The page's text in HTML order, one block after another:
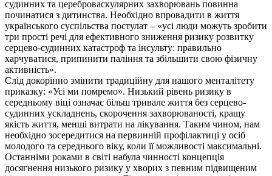
судинних та цереброваскулярних захворювань повинна
починатися з дитинства. Необхідно впровадити в життя
українського суспільства постулат – «усі люди можуть зробити
три прості речі для ефективного зниження ризику розвитку
серцево-судинних катастроф та інсульту: правильно
харчуватися, припинити паління та збільшити свою фізичну
активність».
Слід докорінно змінити традиційну для нашого менталітету
приказку: «Усі ми помремо». Низький рівень ризику в
середньому віці означає більш тривале життя без серцево-
судинних ускладнень, скорочення захворюваності, кращу
якість життя, менші витрати на лікування. Таким чином, нам
необхідно зосередитися на первинній профілактиці у осіб
молодого та середнього віку, коли її можливості максимальні.
Останніми роками в світі набула чинності концепція
досягнення низького ризику у хворих з певним підвищеним